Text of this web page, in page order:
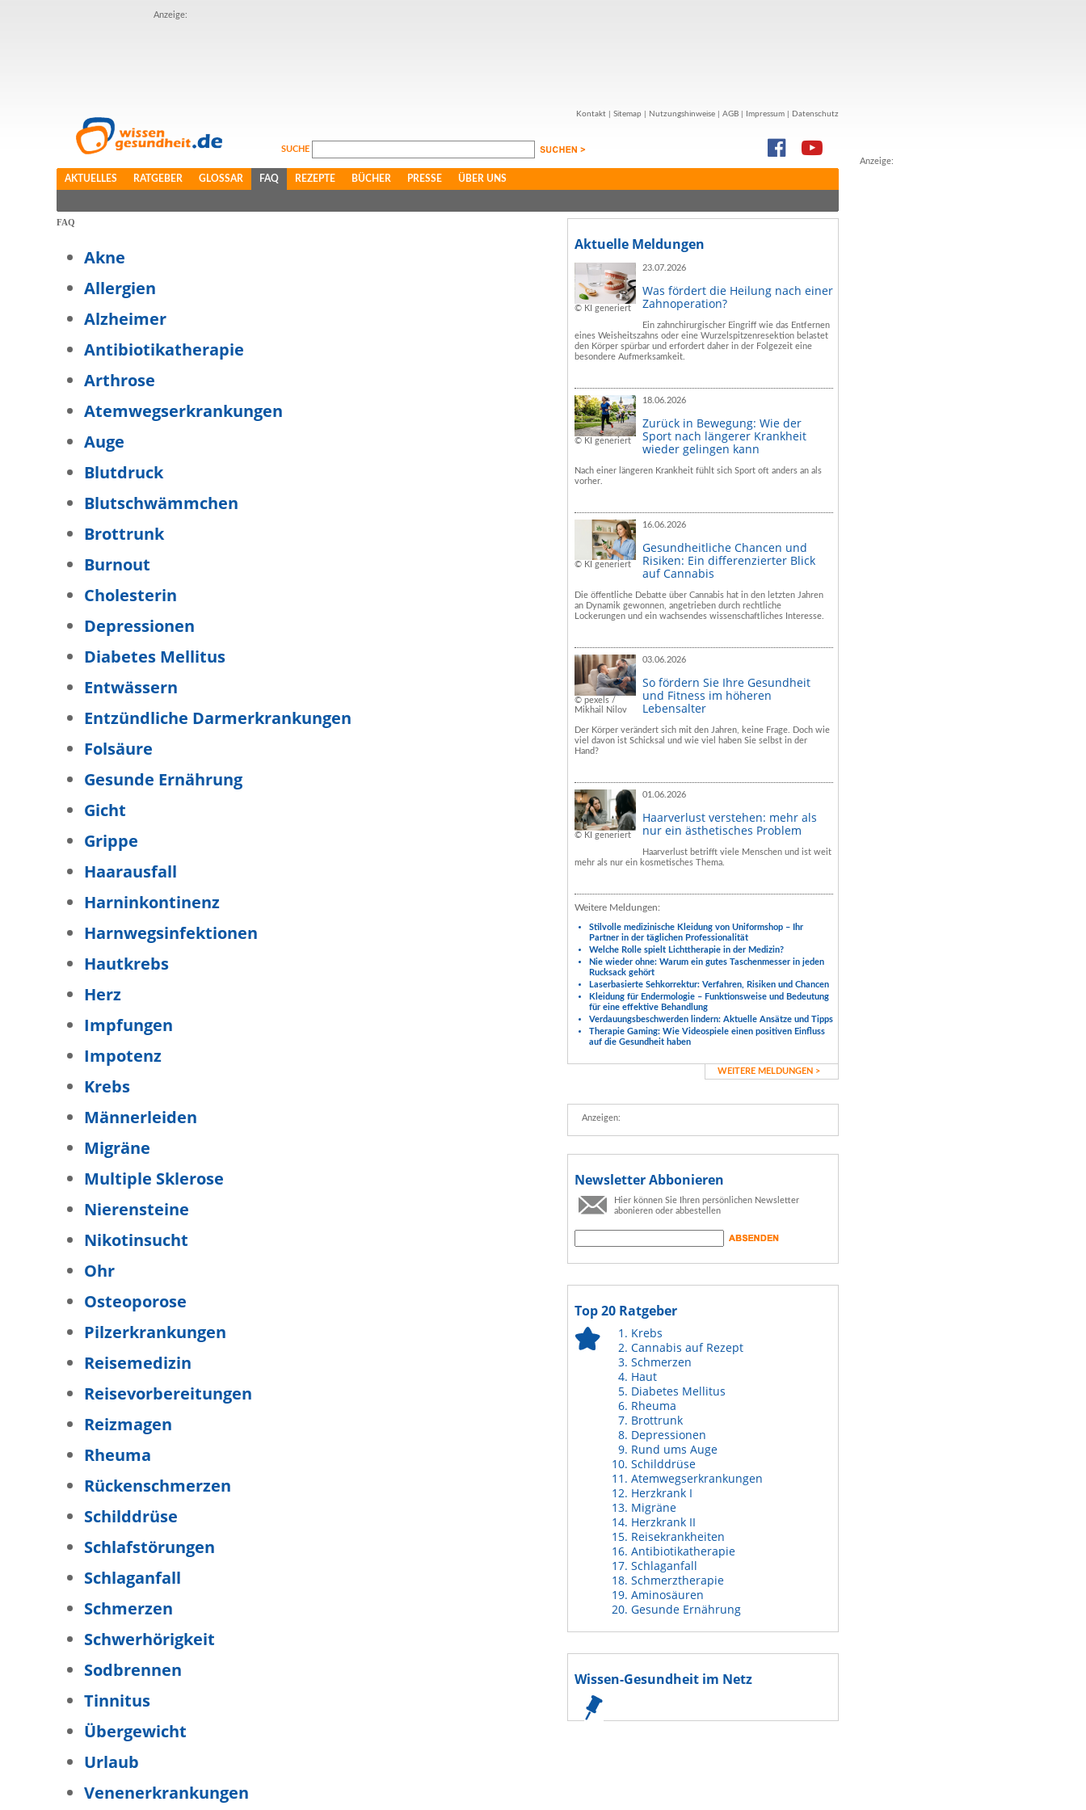
Anzeige:
Anzeige:
Kontakt Sitemap Nutzungshinweise AGB Impressum Datenschutz
SUCHE
AKTUELLES RATGEBER GLOSSAR FAQ REZEPTE BÜCHER PRESSE ÜBER UNS
FAQ
Akne
Allergien
Alzheimer
Antibiotikatherapie
Arthrose
Atemwegserkrankungen
Auge
Blutdruck
Blutschwämmchen
Brottrunk
Burnout
Cholesterin
Depressionen
Diabetes Mellitus
Entwässern
Entzündliche Darmerkrankungen
Folsäure
Gesunde Ernährung
Gicht
Grippe
Haarausfall
Harninkontinenz
Harnwegsinfektionen
Hautkrebs
Herz
Impfungen
Impotenz
Krebs
Männerleiden
Migräne
Multiple Sklerose
Nierensteine
Nikotinsucht
Ohr
Osteoporose
Pilzerkrankungen
Reisemedizin
Reisevorbereitungen
Reizmagen
Rheuma
Rückenschmerzen
Schilddrüse
Schlafstörungen
Schlaganfall
Schmerzen
Schwerhörigkeit
Sodbrennen
Tinnitus
Übergewicht
Urlaub
Venenerkrankungen
Aktuelle Meldungen
© KI generiert
23.07.2026
Was fördert die Heilung nach einer
Zahnoperation?
Ein zahnchirurgischer Eingriff wie das Entfernen
eines Weisheitszahns oder eine Wurzelspitzenresektion belastet
den Körper spürbar und erfordert daher in der Folgezeit eine
besondere Aufmerksamkeit.
© KI generiert
18.06.2026
Zurück in Bewegung: Wie der
Sport nach längerer Krankheit
wieder gelingen kann
Nach einer längeren Krankheit fühlt sich Sport oft anders an als
vorher.
© KI generiert
16.06.2026
Gesundheitliche Chancen und
Risiken: Ein differenzierter Blick
auf Cannabis
Die öffentliche Debatte über Cannabis hat in den letzten Jahren
an Dynamik gewonnen, angetrieben durch rechtliche
Lockerungen und ein wachsendes wissenschaftliches Interesse.
© pexels /
Mikhail Nilov
03.06.2026
So fördern Sie Ihre Gesundheit
und Fitness im höheren
Lebensalter
Der Körper verändert sich mit den Jahren, keine Frage. Doch wie
viel davon ist Schicksal und wie viel haben Sie selbst in der
Hand?
© KI generiert
01.06.2026
Haarverlust verstehen: mehr als
nur ein ästhetisches Problem
Haarverlust betrifft viele Menschen und ist weit
mehr als nur ein kosmetisches Thema.
Weitere Meldungen:
Stilvolle medizinische Kleidung von Uniformshop – Ihr
Partner in der täglichen Professionalität
Welche Rolle spielt Lichttherapie in der Medizin?
Nie wieder ohne: Warum ein gutes Taschenmesser in jeden
Rucksack gehört
Laserbasierte Sehkorrektur: Verfahren, Risiken und Chancen
Kleidung für Endermologie – Funktionsweise und Bedeutung
für eine effektive Behandlung
Verdauungsbeschwerden lindern: Aktuelle Ansätze und Tipps
Therapie Gaming: Wie Videospiele einen positiven Einfluss
auf die Gesundheit haben
WEITERE MELDUNGEN >
Anzeigen:
Newsletter Abbonieren
Hier können Sie Ihren persönlichen Newsletter
abonieren oder abbestellen
Top 20 Ratgeber
Krebs
Cannabis auf Rezept
Schmerzen
Haut
Diabetes Mellitus
Rheuma
Brottrunk
Depressionen
Rund ums Auge
Schilddrüse
Atemwegserkrankungen
Herzkrank I
Migräne
Herzkrank II
Reisekrankheiten
Antibiotikatherapie
Schlaganfall
Schmerztherapie
Aminosäuren
Gesunde Ernährung
Wissen-Gesundheit im Netz